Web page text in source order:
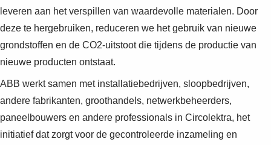
leveren aan het verspillen van waardevolle materialen. Door
deze te hergebruiken, reduceren we het gebruik van nieuwe
grondstoffen en de CO2-uitstoot die tijdens de productie van
nieuwe producten ontstaat.
ABB werkt samen met installatiebedrijven, sloopbedrijven,
andere fabrikanten, groothandels, netwerkbeheerders,
paneelbouwers en andere professionals in Circolektra, het
initiatief dat zorgt voor de gecontroleerde inzameling en